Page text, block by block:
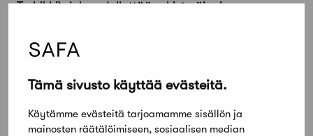
Tämä sivusto käyttää evästeitä.
Käytämme evästeitä tarjoamamme sisällön ja
mainosten räätälöimiseen, sosiaalisen median
Terhikki), joka edellyttää rekisteröinnin
Allekirjoittaneet järjestöt vaativat pikaisia,
yhteisiä toimenpiteitä rakennusalan todellisen
osaamisvajeen ja koulutustarpeen perusteelliseen
selvittämiseen ja julkisen, pätevien toimijoiden
rekisterin perustamiseen.Julkaistu 6.6.2013
Takaisin